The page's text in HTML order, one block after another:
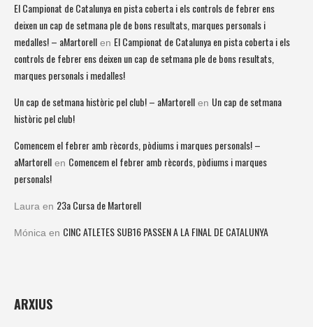
El Campionat de Catalunya en pista coberta i els controls de febrer ens
deixen un cap de setmana ple de bons resultats, marques personals i
medalles! – aMartorell en El Campionat de Catalunya en pista coberta i els
controls de febrer ens deixen un cap de setmana ple de bons resultats,
marques personals i medalles!
Un cap de setmana històric pel club! – aMartorell en Un cap de setmana
històric pel club!
Comencem el febrer amb rècords, pòdiums i marques personals! –
aMartorell en Comencem el febrer amb rècords, pòdiums i marques
personals!
Laura en 23a Cursa de Martorell
Mónica en CINC ATLETES SUB16 PASSEN A LA FINAL DE CATALUNYA
ARXIUS